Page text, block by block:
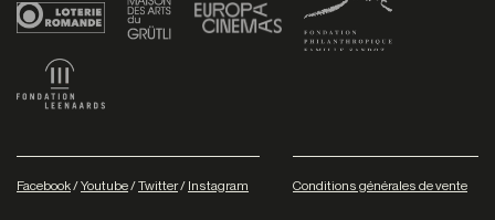
Facebook/Youtube/Twitter/ Instagram Conditions générales de vente